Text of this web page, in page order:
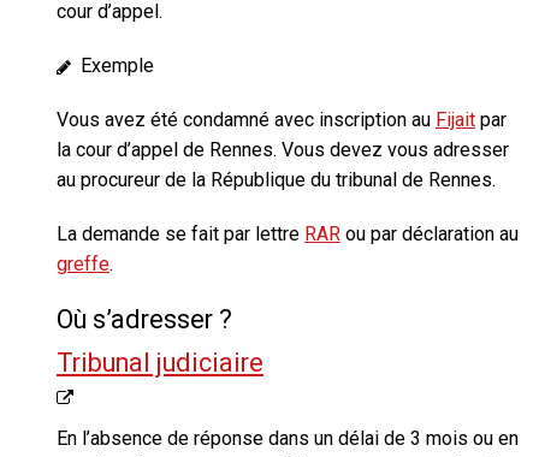
cour d’appel.
Exemple
Vous avez été condamné avec inscription au Fijait par
la cour d’appel de Rennes. Vous devez vous adresser
au procureur de la République du tribunal de Rennes.
La demande se fait par lettre RAR ou par déclaration au
greffe.
Où s’adresser ?
Tribunal judiciaire
En l’absence de réponse dans un délai de 3 mois ou en